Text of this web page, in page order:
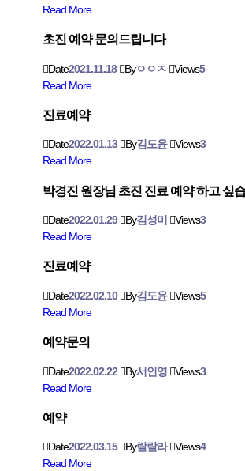
Read More
초진 예약 문의드립니다
Date2021.11.18 Byㅇㅇㅈ Views5
Read More
진료예약
Date2022.01.13 By김도윤 Views3
Read More
박경진 원장님 초진 진료 예약 하고 싶
Date2022.01.29 By김성미 Views3
Read More
진료예약
Date2022.02.10 By김도윤 Views5
Read More
예약문의
Date2022.02.22 By서인영 Views3
Read More
예약
Date2022.03.15 By랄랄라 Views4
Read More